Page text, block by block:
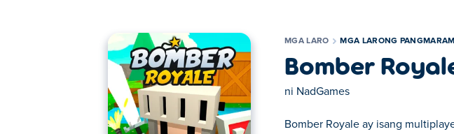
MGA LARO MGA LARONG
Bomber
ni NadGames
Bomber Royale ay isang